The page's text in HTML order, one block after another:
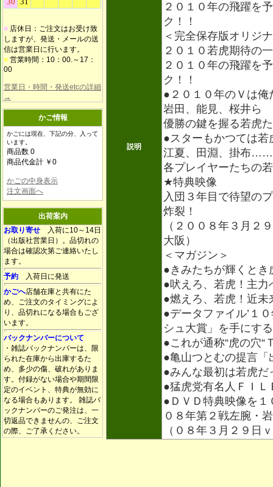
■ 店休日：ご注文はお受け致
しますが、発送・メールの送
信は営業日に行います。
■ 営業時間：10：00.～17：
00
営業日・時間・発送etcの詳細
→
かご情報
かごには現在、下記の分、入って
います。
商品数 0
商品代金計 ￥0
かごの中身表示
注文画面へ
出荷案内
お取り寄せ 入荷に10～14日
（出版社営業日）。品切れの
場合は確認次第ご連絡いたし
ます。
予約 入荷日に発送
かごへ店舗在庫と共有にた
め、ご注文のタイミングによ
り、品切れになる場合もござ
います。
バックナンバーについて
・雑誌バックナンバーは、限
られた在庫から出庫するた
め、多少の傷、破れがありま
す。付録がない場合や期間限
定のイベント、特典が無効に
なる場合もあります。 雑誌バ
ックナンバーのご発注は、一
切返品できませんの、ご注文
の際、ご了承ください。
説明
２０１０年の飛躍を
ク！！
＜完全保存版オリジ
２０１０若虎期待の
２０１０年の飛躍を
ク！！
●２０１０年のＶは俺
岩田、能見、桜井ら
優勝の鍵を握る若虎
●スターもかつては若
江夏、田淵、掛布……
各プレイヤーたちの
★特典映像
入団３年目で待望の
炸裂！
（２００８年３月２
大阪）
＜マガジン＞
●きみたちが輝くと
●吠えろ、若虎！主
●燃えろ、若虎！近
●データファイル’１
シュ大賞」を手にす
●これが通称“虎の穴“
●亀山つとむの提言
●みんな最初は若虎だ
●猛虎党有名人ＦＩＬ
●ＤＶＤ特典映像を
０８年第２戦左腕・
（０８年３月２９日